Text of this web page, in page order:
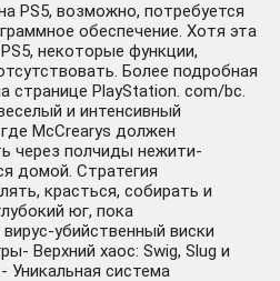
PS5, возможно, потребуется
обеспечение. Хотя эта
некоторые функции,
Более подробная
странице PlayStation. com/bc.
и интенсивный
McCrearys должен
через полчиды нежити-
домой. Стратегия
красться, собирать и
юг, пока
убийственный виски
Верхний хаос: Swig, Slug и
Уникальная система